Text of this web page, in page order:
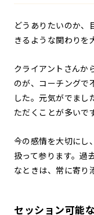
どうありたいのか、
きるような関わりを
クライアントさんか
のが、コーチングで
した。元気がでまし
ただくことが多いで
今の感情を大切にし
扱って参ります。過
なときは、常に寄り
セッション可能